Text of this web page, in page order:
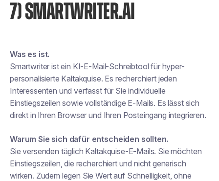
7) SMARTWRITER.AI
Was es ist.
Smartwriter ist ein KI-E-Mail-Schreibtool für hyper-
personalisierte Kaltakquise. Es recherchiert jeden
Interessenten und verfasst für Sie individuelle
Einstiegszeilen sowie vollständige E-Mails. Es lässt sich
direkt in Ihren Browser und Ihren Posteingang integrieren.
Warum Sie sich dafür entscheiden sollten.
Sie versenden täglich Kaltakquise-E-Mails. Sie möchten
Einstiegszeilen, die recherchiert und nicht generisch
wirken. Zudem legen Sie Wert auf Schnelligkeit, ohne